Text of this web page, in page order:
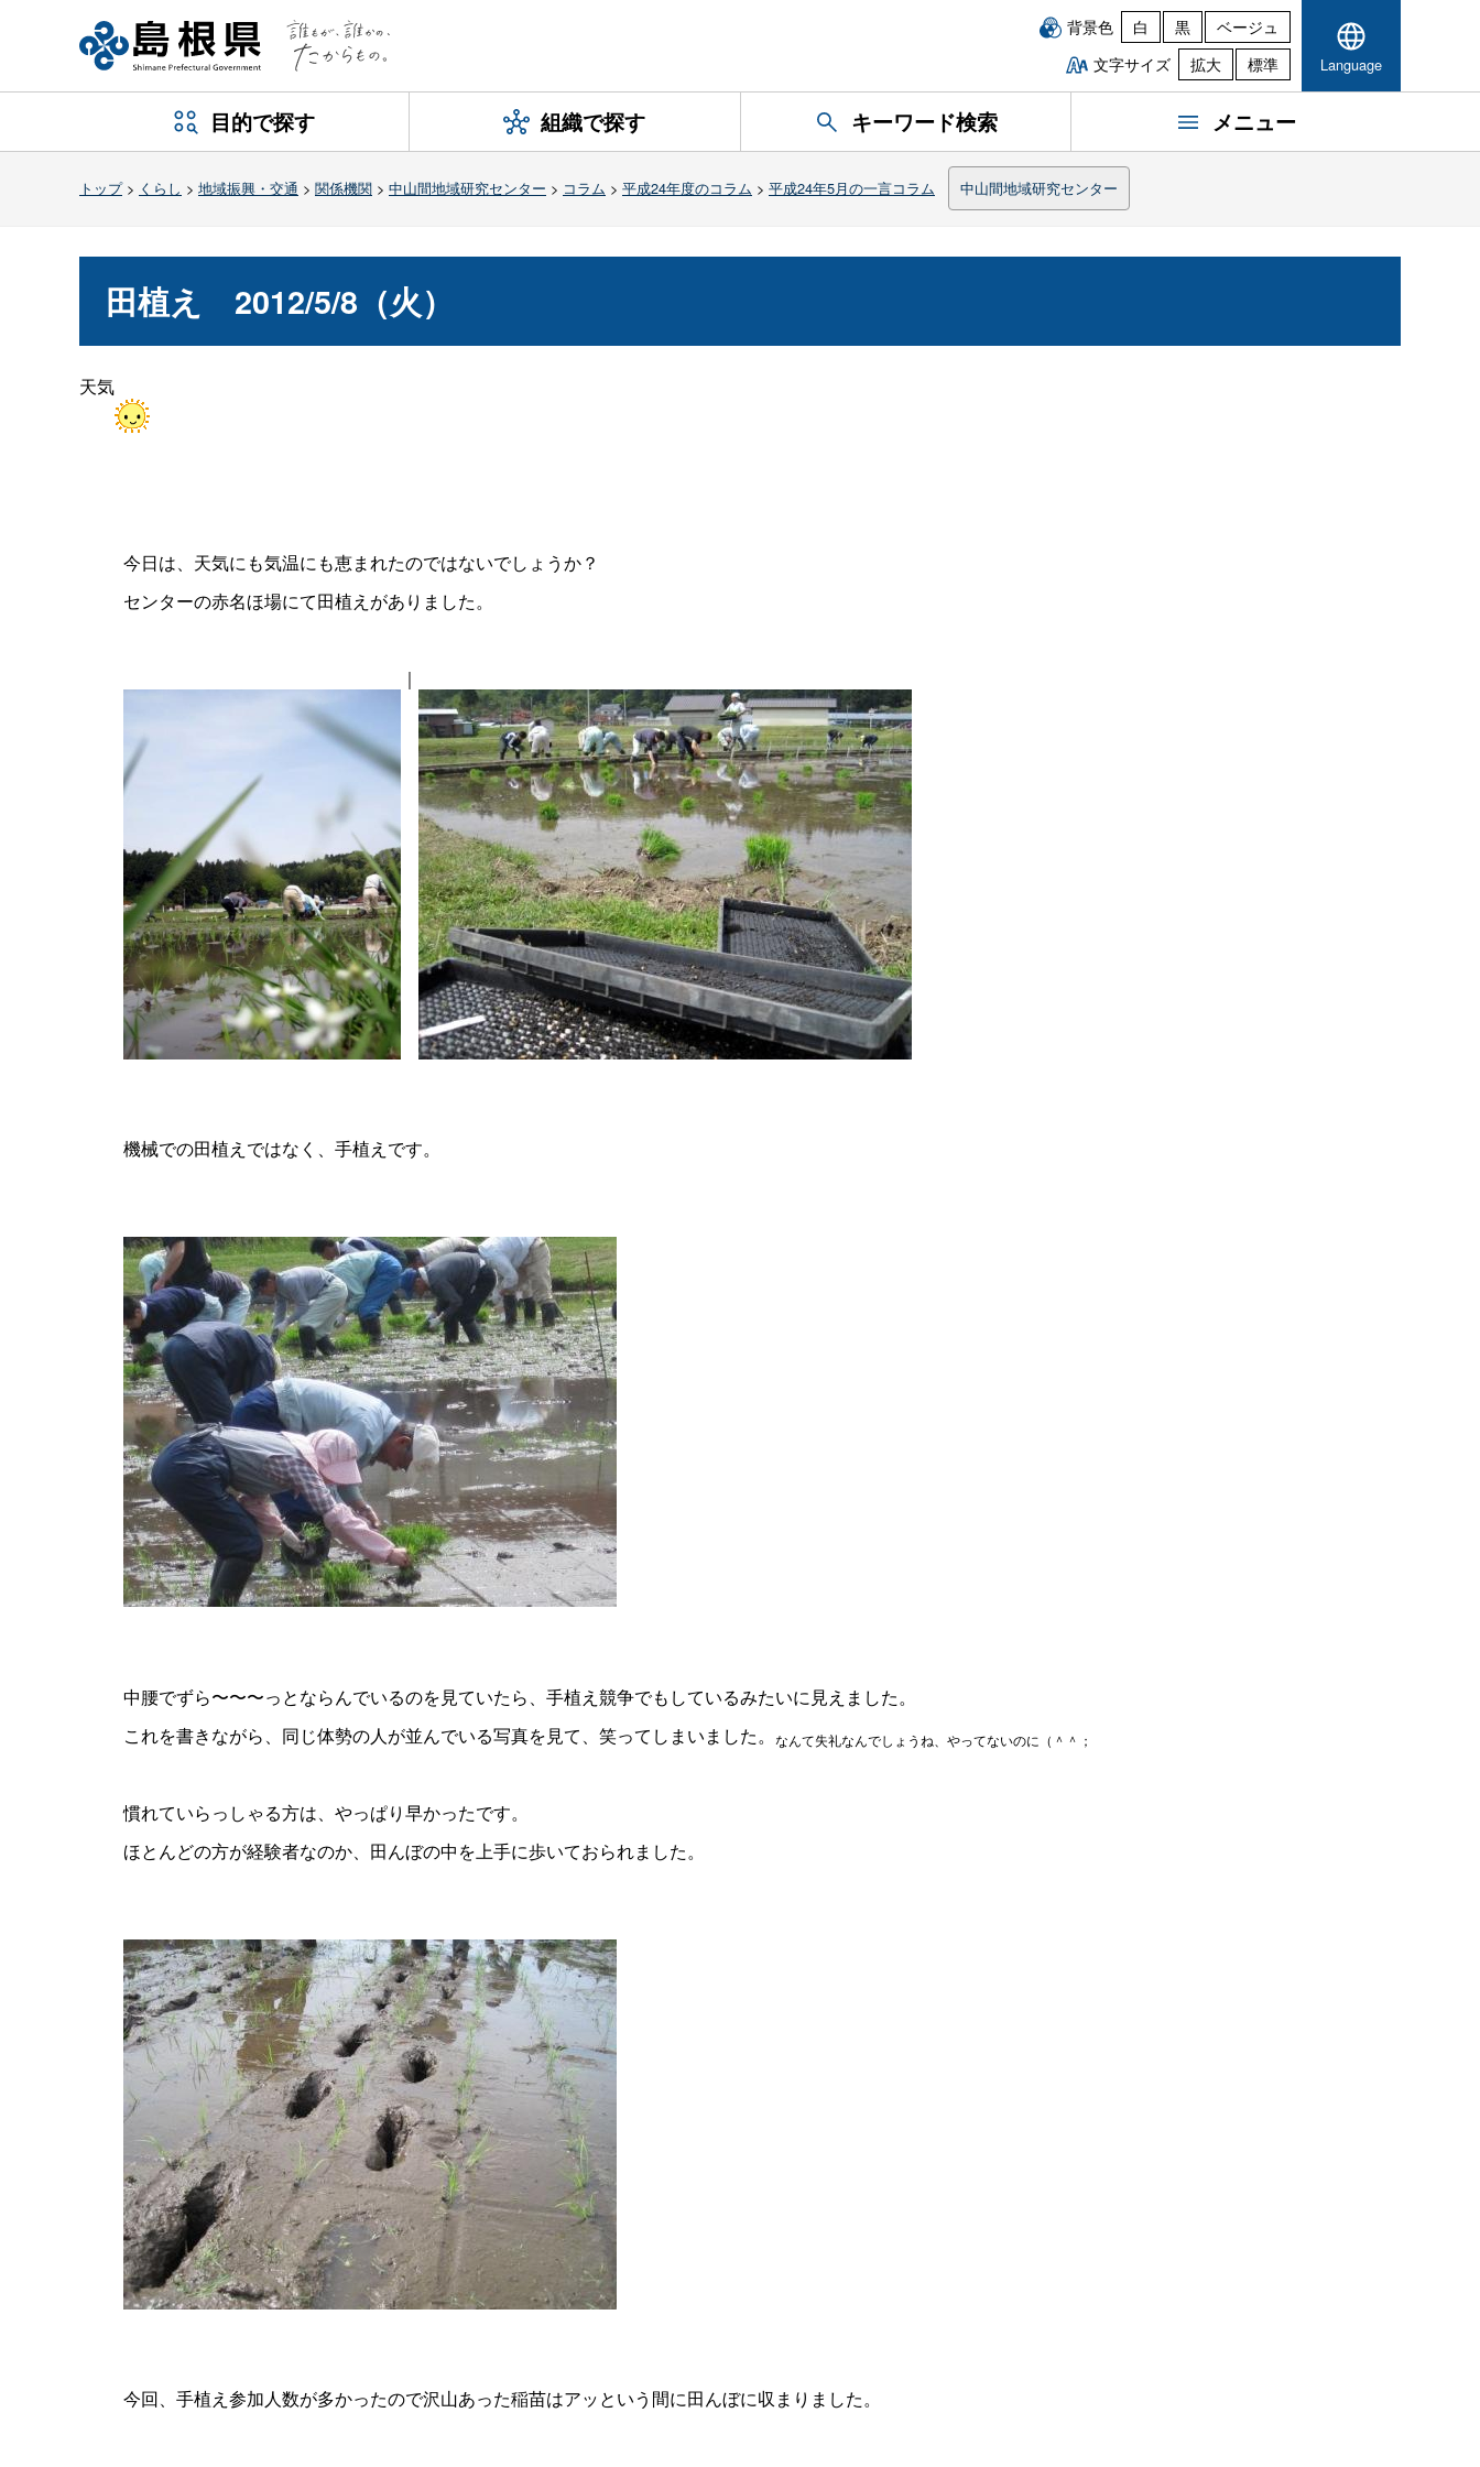
背景色 白 黒
ベージュ
文字サイズ
拡大 標準 Language
目的で探す 組織で探す キーワード検索 メニュー
トップ> くらし > 地域振興・交通 > 関係機関 > 中山間地域研究センター > コラム > 平成24年度のコラム > 平成24年5月の一言コラム 中山間地域研究センター
田植え 2012/5/8（火）
天気
今日は、天気にも気温にも恵まれたのではないでしょうか？
センターの赤名ほ場にて田植えがありました。
｜
機械での田植えではなく、手植えです。
中腰でずら〜〜〜っとならんでいるのを見ていたら、手植え競争でもしているみたいに見えました。
これを書きながら、同じ体勢の人が並んでいる写真を見て、笑ってしまいました。
なんて失礼なんでしょうね、やってないのに（＾＾；
慣れていらっしゃる方は、やっぱり早かったです。
ほとんどの方が経験者なのか、田んぼの中を上手に歩いておられました。
今回、手植え参加人数が多かったので沢山あった稲苗はアッという間に田んぼに収まりました。